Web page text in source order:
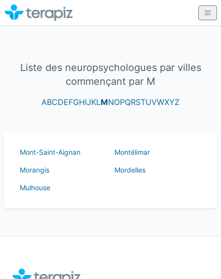
Liste des neuropsychologues par villes
commençant par M
ABCDEFGHIJKLMNOPQRSTUVWXYZ
Mont-Saint-Aignan Montélimar
Morangis Mordelles
Mulhouse